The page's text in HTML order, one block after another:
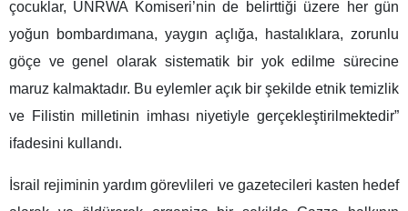
çocuklar, UNRWA Komiseri’nin de belirttiği üzere her gün
yoğun bombardımana, yaygın açlığa, hastalıklara, zorunlu
göçe ve genel olarak sistematik bir yok edilme sürecine
maruz kalmaktadır. Bu eylemler açık bir şekilde etnik temizlik
ve Filistin milletinin imhası niyetiyle gerçekleştirilmektedir”
ifadesini kullandı.
İsrail rejiminin yardım görevlileri ve gazetecileri kasten hedef